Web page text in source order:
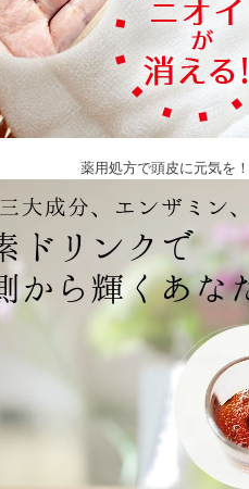
薬用処方で頭皮に元気を